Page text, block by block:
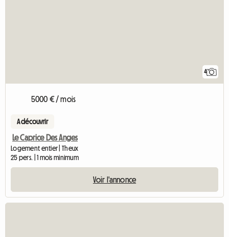
4
5000 € / mois
A découvrir
Le Caprice Des Anges
Logement entier | Theux
25 pers. | 1 mois minimum
Voir l'annonce